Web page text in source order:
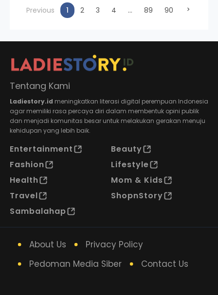
Previous 1 (current)
2 3 4 ... 89 90
Tentang Kami
Ladiestory.id meningkatkan literasi digital perempuan Indonesia
agar memiliki rasa percaya diri dalam membentuk opini publik
dan menjadi komunitas besar untuk melakukan gerakan menuju
kehidupan yang lebih baik.
Entertainment
Beauty
Fashion
Lifestyle
Health
Mom & Kids
Travel
ShopnStory
Sambalahap
About Us
Privacy Policy
Pedoman Media Siber
Contact Us